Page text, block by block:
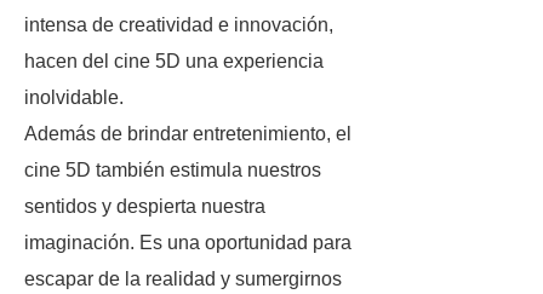
intensa de creatividad e innovación,
hacen del cine 5D una experiencia
inolvidable.
Además de brindar entretenimiento, el
cine 5D también estimula nuestros
sentidos y despierta nuestra
imaginación. Es una oportunidad para
escapar de la realidad y sumergirnos